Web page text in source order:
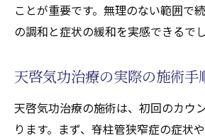
ことが重要です。無理のない範囲で
の調和と症状の緩和を実感できるでし
天啓気功治療の実際の施術手
天啓気功治療の施術は、初回のカウ
ります。まず、脊柱管狭窄症の症状